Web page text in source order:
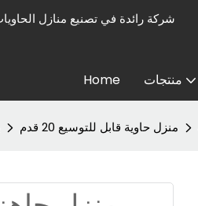
Home منتجات
منزل حاوية قابل للتوسيع 20 قدم